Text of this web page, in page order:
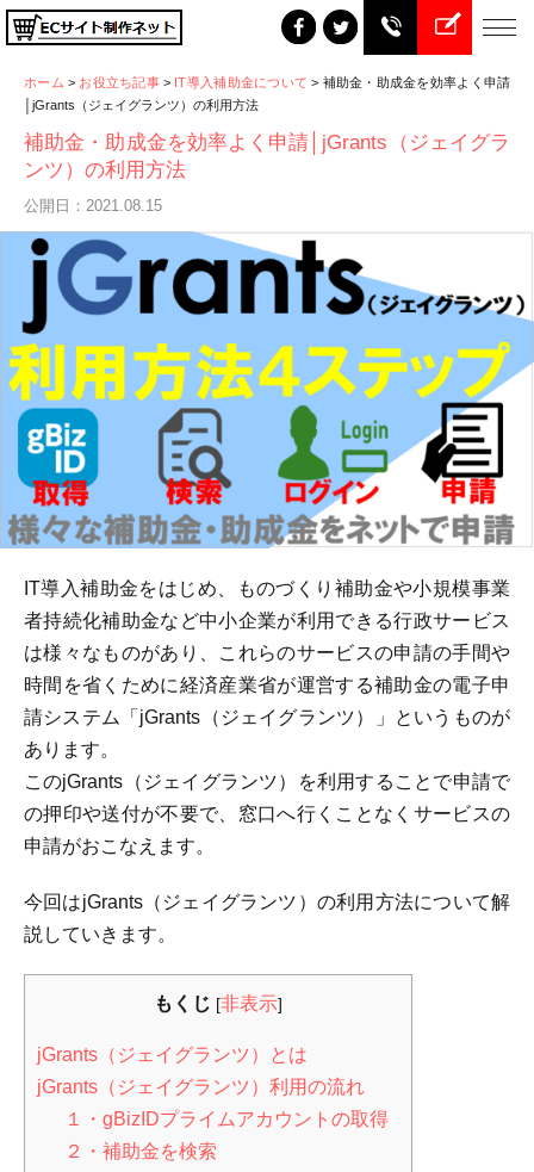
ホーム > お役立ち記事> IT導入補助金について > 補助金・助成金を効率よく申請
│jGrants（ジェイグランツ）の利用方法
補助金・助成金を効率よく申請│jGrants（ジェイグラ
ンツ）の利用方法
公開日：2021.08.15
IT導入補助金をはじめ、ものづくり補助金や小規模事業
者持続化補助金など中小企業が利用できる行政サービス
は様々なものがあり、これらのサービスの申請の手間や
時間を省くために経済産業省が運営する補助金の電子申
請システム「jGrants（ジェイグランツ）」というものが
あります。
このjGrants（ジェイグランツ）を利用することで申請で
の押印や送付が不要で、窓口へ行くことなくサービスの
申請がおこなえます。
今回はjGrants（ジェイグランツ）の利用方法について解
説していきます。
もくじ [非表示]
jGrants（ジェイグランツ）とは
jGrants（ジェイグランツ）利用の流れ
１・gBizIDプライムアカウントの取得
２・補助金を検索